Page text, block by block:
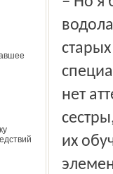
нет
их